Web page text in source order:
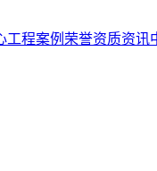
工程案例 荣誉资质资讯